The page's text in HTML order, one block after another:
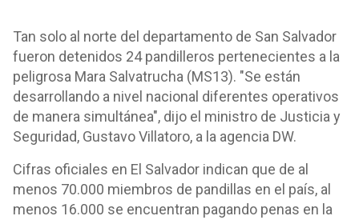
Tan solo al norte del departamento de San Salvador
fueron detenidos 24 pandilleros pertenecientes a la
peligrosa Mara Salvatrucha (MS13). "Se están
desarrollando a nivel nacional diferentes operativos
de manera simultánea", dijo el ministro de Justicia y
Seguridad, Gustavo Villatoro, a la agencia DW.
Cifras oficiales en El Salvador indican que de al
menos 70.000 miembros de pandillas en el país, al
menos 16.000 se encuentran pagando penas en la